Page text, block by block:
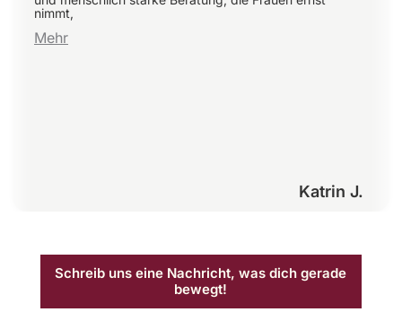
nimmt,
Mehr
Katrin J.
Schreib uns eine Nachricht, was dich gerade
bewegt!